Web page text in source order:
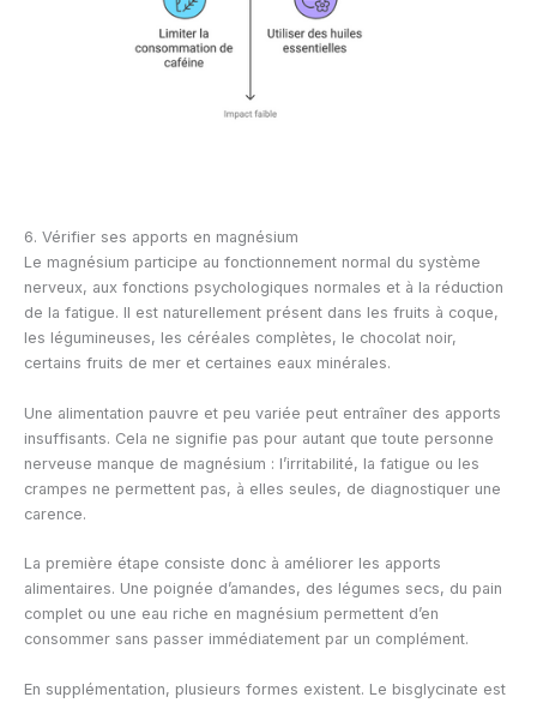
6. Vérifier ses apports en magnésium
Le magnésium participe au fonctionnement normal du système
nerveux, aux fonctions psychologiques normales et à la réduction
de la fatigue. Il est naturellement présent dans les fruits à coque,
les légumineuses, les céréales complètes, le chocolat noir,
certains fruits de mer et certaines eaux minérales.
Une alimentation pauvre et peu variée peut entraîner des apports
insuffisants. Cela ne signifie pas pour autant que toute personne
nerveuse manque de magnésium : l’irritabilité, la fatigue ou les
crampes ne permettent pas, à elles seules, de diagnostiquer une
carence.
La première étape consiste donc à améliorer les apports
alimentaires. Une poignée d’amandes, des légumes secs, du pain
complet ou une eau riche en magnésium permettent d’en
consommer sans passer immédiatement par un complément.
En supplémentation, plusieurs formes existent. Le bisglycinate est